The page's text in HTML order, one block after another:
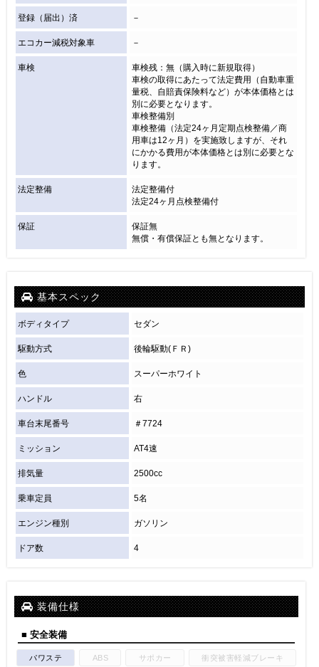
登録（届出）済 －
エコカー減税対象車 －
車検
車検残：無（購入時に新規取得）
車検の取得にあたって法定費用（自動車重
量税、自賠責保険料など）が本体価格とは
別に必要となります。
車検整備別
車検整備（法定24ヶ月定期点検整備／商
用車は12ヶ月）を実施致しますが、それ
にかかる費用が本体価格とは別に必要とな
ります。
法定整備
法定整備付
法定24ヶ月点検整備付
保証
保証無
無償・有償保証とも無となります。
基本スペック
ボディタイプ セダン
駆動方式 後輪駆動(ＦＲ)
色 スーパーホワイト
ハンドル 右
車台末尾番号 ＃7724
ミッション AT4速
排気量 2500cc
乗車定員 5名
エンジン種別 ガソリン
ドア数 4
装備仕様
■ 安全装備
パワステ ABS サポカー 衝突被害軽減ブレーキ